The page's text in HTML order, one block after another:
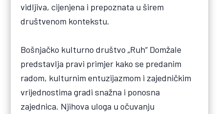
vidljiva, cijenjena i prepoznata u širem
društvenom kontekstu.
Bošnjačko kulturno društvo „Ruh“ Domžale
predstavlja pravi primjer kako se predanim
radom, kulturnim entuzijazmom i zajedničkim
vrijednostima gradi snažna i ponosna
zajednica. Njihova uloga u očuvanju